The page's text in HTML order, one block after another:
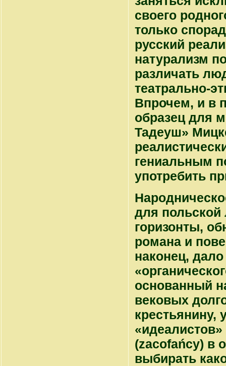
своего
только
русский
натурализм
различать
театрально-
Впрочем, и в
образец для
Тадеуш»
гениальным
употребить
для польской
горизонты,
романа и
наконец,
основанный
вековых
крестьянину,
(zacofańcy) в
выбирать